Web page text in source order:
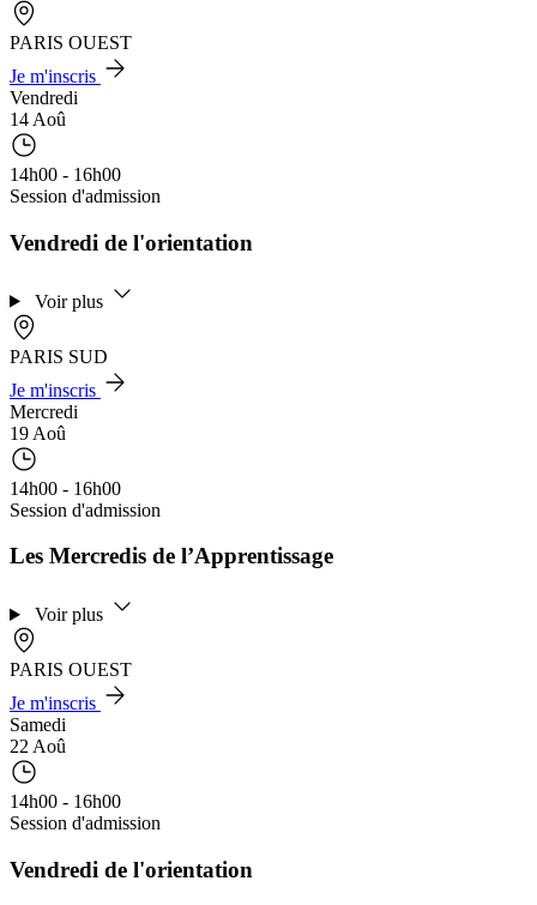
PARIS OUEST
Je m'inscris
Vendredi
14 Aoû
14h00 - 16h00
Session d'admission
Vendredi de l'orientation
Voir plus
PARIS SUD
Je m'inscris
Mercredi
19 Aoû
14h00 - 16h00
Session d'admission
Les Mercredis de l’Apprentissage
Voir plus
PARIS OUEST
Je m'inscris
Samedi
22 Aoû
14h00 - 16h00
Session d'admission
Vendredi de l'orientation